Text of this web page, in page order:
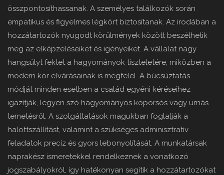
összpontosíthassanak. A személyes találkozók során
empatikus és figyelmes légkört biztosítanak. Az irodában a
hozzátartozók nyugodt körülmények között beszélhetik
meg az elképzeléseiket és igényeiket. A vállalat nagy
hangsúlyt fektet a hagyományok tiszteletére, miközben a
modern kor elvárásainak is megfelel. A búcsúztatás
módját minden esetben a család egyéni kéréseihez
igazítják, legyen szó hagyományos koporsós vagy urnás
temetésről. A szolgáltatások magukban foglalják a
halottszállítást, valamint a szükséges adminisztratív
feladatok precíz és gyors lebonyolítását. A munkatársak
naprakész ismeretekkel rendelkeznek a vonatkozó
jogszabályokról, így hatékonyan segítik a hozzátartozókat